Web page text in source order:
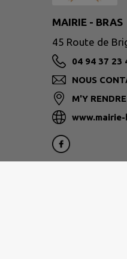
MAIRIE - BRAS
45 Route de
04 94 37 23
NOUS
M'Y RENDRE